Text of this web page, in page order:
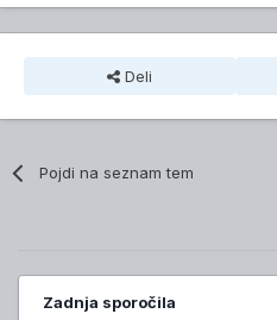
Deli
Pojdi na seznam tem
Zadnja sporočila